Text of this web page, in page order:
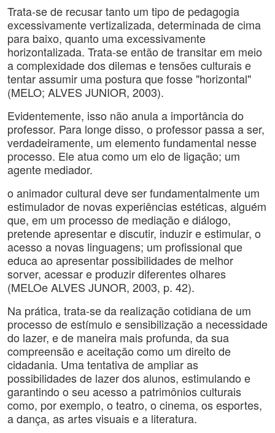
Trata-se de recusar tanto um tipo de pedagogia
excessivamente vertizalizada, determinada de cima
para baixo, quanto uma excessivamente
horizontalizada. Trata-se então de transitar em meio
a complexidade dos dilemas e tensões culturais e
tentar assumir uma postura que fosse "horizontal"
(MELO; ALVES JUNIOR, 2003).
Evidentemente, isso não anula a importância do
professor. Para longe disso, o professor passa a ser,
verdadeiramente, um elemento fundamental nesse
processo. Ele atua como um elo de ligação; um
agente mediador.
o animador cultural deve ser fundamentalmente um
estimulador de novas experiências estéticas, alguém
que, em um processo de mediação e diálogo,
pretende apresentar e discutir, induzir e estimular, o
acesso a novas linguagens; um profissional que
educa ao apresentar possibilidades de melhor
sorver, acessar e produzir diferentes olhares
(MELOe ALVES JUNOR, 2003, p. 42).
Na prática, trata-se da realização cotidiana de um
processo de estímulo e sensibilização a necessidade
do lazer, e de maneira mais profunda, da sua
compreensão e aceitação como um direito de
cidadania. Uma tentativa de ampliar as
possibilidades de lazer dos alunos, estimulando e
garantindo o seu acesso a patrimônios culturais
como, por exemplo, o teatro, o cinema, os esportes,
a dança, as artes visuais e a literatura.